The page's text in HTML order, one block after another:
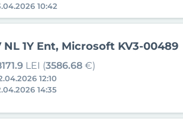
10:42
1Y Ent, Microsoft KV3-00489
LEI (3586.68 €)
12:10
14:35